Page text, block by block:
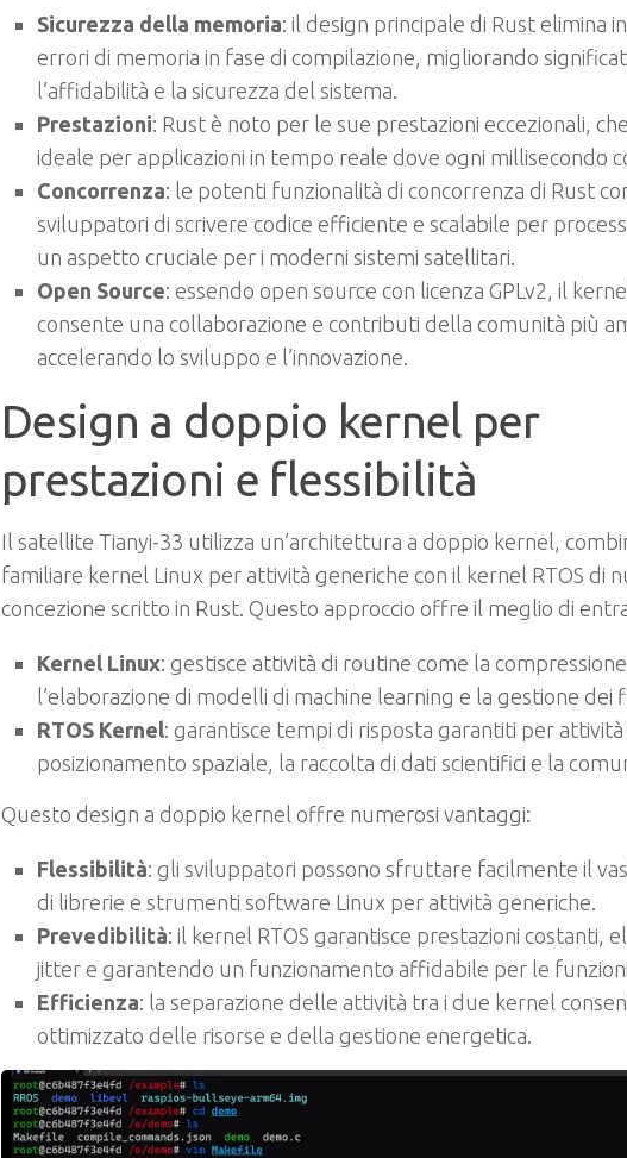
Sicurezza della memoria: il design principale di Rust elimina
errori di memoria in fase di compilazione, migliorando
l’affidabilità e la sicurezza del sistema.
Prestazioni: Rust è noto per le sue prestazioni eccezionali,
ideale per applicazioni in tempo reale dove ogni millisecondo
Concorrenza: le potenti funzionalità di concorrenza di Rust
sviluppatori di scrivere codice efficiente e scalabile per
un aspetto cruciale per i moderni sistemi satellitari.
Open Source: essendo open source con licenza GPLv2, il
consente una collaborazione e contributi della comunità più
accelerando lo sviluppo e l’innovazione.
Design a doppio kernel per
prestazioni e flessibilità
Il satellite Tianyi-33 utilizza un’architettura a doppio kernel,
familiare kernel Linux per attività generiche con il kernel RTOS di
concezione scritto in Rust. Questo approccio offre il meglio di
Kernel Linux: gestisce attività di routine come la
l’elaborazione di modelli di machine learning e la gestione dei
RTOS Kernel: garantisce tempi di risposta garantiti per attività
posizionamento spaziale, la raccolta di dati scientifici e la
Questo design a doppio kernel offre numerosi vantaggi:
Flessibilità: gli sviluppatori possono sfruttare facilmente il
di librerie e strumenti software Linux per attività generiche.
Prevedibilità: il kernel RTOS garantisce prestazioni costanti,
jitter e garantendo un funzionamento affidabile per le
Efficienza: la separazione delle attività tra i due kernel
ottimizzato delle risorse e della gestione energetica.